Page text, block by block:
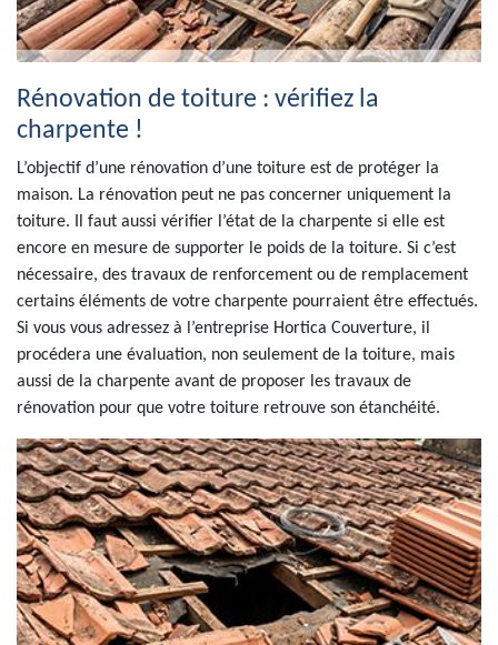
Rénovation de toiture : vérifiez la
charpente !
L’objectif d’une rénovation d’une toiture est de protéger la
maison. La rénovation peut ne pas concerner uniquement la
toiture. Il faut aussi vérifier l’état de la charpente si elle est
encore en mesure de supporter le poids de la toiture. Si c’est
nécessaire, des travaux de renforcement ou de remplacement
certains éléments de votre charpente pourraient être effectués.
Si vous vous adressez à l’entreprise Hortica Couverture, il
procédera une évaluation, non seulement de la toiture, mais
aussi de la charpente avant de proposer les travaux de
rénovation pour que votre toiture retrouve son étanchéité.